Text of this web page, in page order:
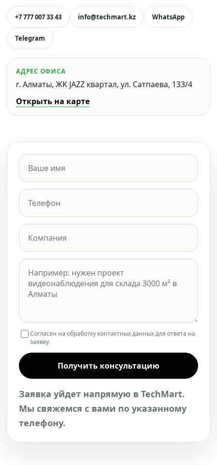
+7 777 007 33 43 info@techmart.kz WhatsApp
Telegram
АДРЕС ОФИСА
г. Алматы, ЖК JAZZ квартал, ул. Сатпаева, 133/4
Открыть на карте
Согласен на обработку контактных данных для ответа на
заявку.
Получить консультацию
Заявка уйдет напрямую в TechMart.
Мы свяжемся с вами по указанному
телефону.